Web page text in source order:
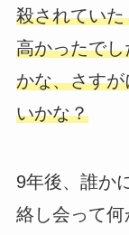
殺されてい
高かったで
かな、さす
いかな？
9年後、誰か
絡し会って